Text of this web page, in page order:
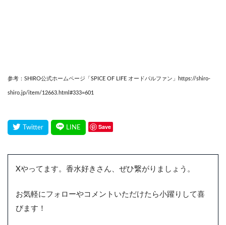
参考：SHIRO公式ホームページ「SPICE OF LIFE オードパルファン」https://shiro-
shiro.jp/item/12663.html#333=601
Save
Xやってます。香水好きさん、ぜひ繋がりましょう。
お気軽にフォローやコメントいただけたら小躍りして喜
びます！